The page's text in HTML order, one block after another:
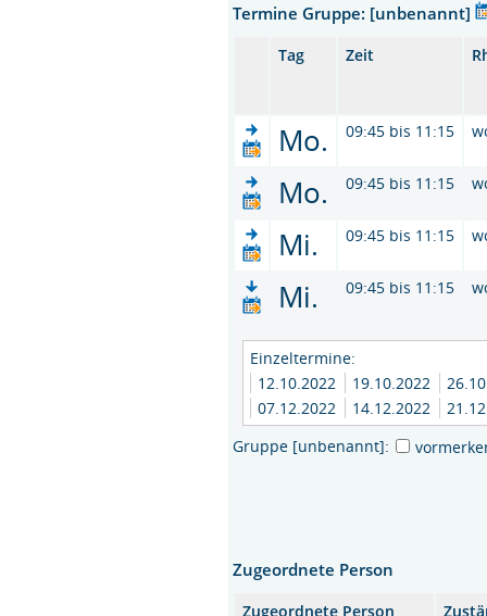
Termine Gruppe: [unbenannt]
Tag Zeit
Mo. 09:45 bis 11:15
Mo. 09:45 bis 11:15
Mi. 09:45 bis 11:15
Mi. 09:45 bis 11:15
Einzeltermine:
12.10.2022
19.10.2022
07.12.2022
14.12.2022
Gruppe [unbenannt]:
Zugeordnete Person
Zugeordnete Person